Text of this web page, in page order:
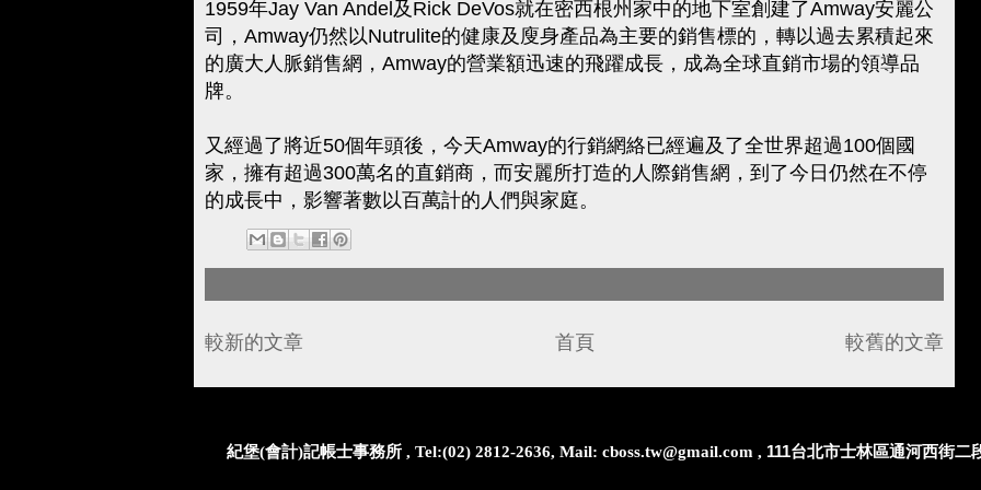
1959年Jay Van Andel及Rick DeVos就在密西根州家中的地下室創建了Amway安麗公
司，Amway仍然以Nutrulite的健康及廋身產品為主要的銷售標的，轉以過去累積起來
的廣大人脈銷售網，Amway的營業額迅速的飛躍成長，成為全球直銷市場的領導品
牌。
又經過了將近50個年頭後，今天Amway的行銷網絡已經遍及了全世界超過100個國
家，擁有超過300萬名的直銷商，而安麗所打造的人際銷售網，到了今日仍然在不停
的成長中，影響著數以百萬計的人們與家庭。
較新的文章 較舊的文章
首頁
紀堡(會計)記帳士事務所 , Tel:(02) 2812-2636, Mail: cboss.tw@gmail.com , 111台北市士林區通河西街二